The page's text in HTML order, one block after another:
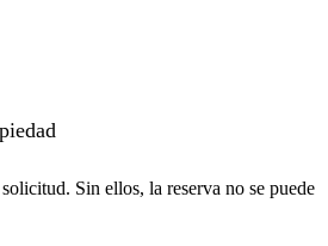
Sin ellos, la reserva no se puede